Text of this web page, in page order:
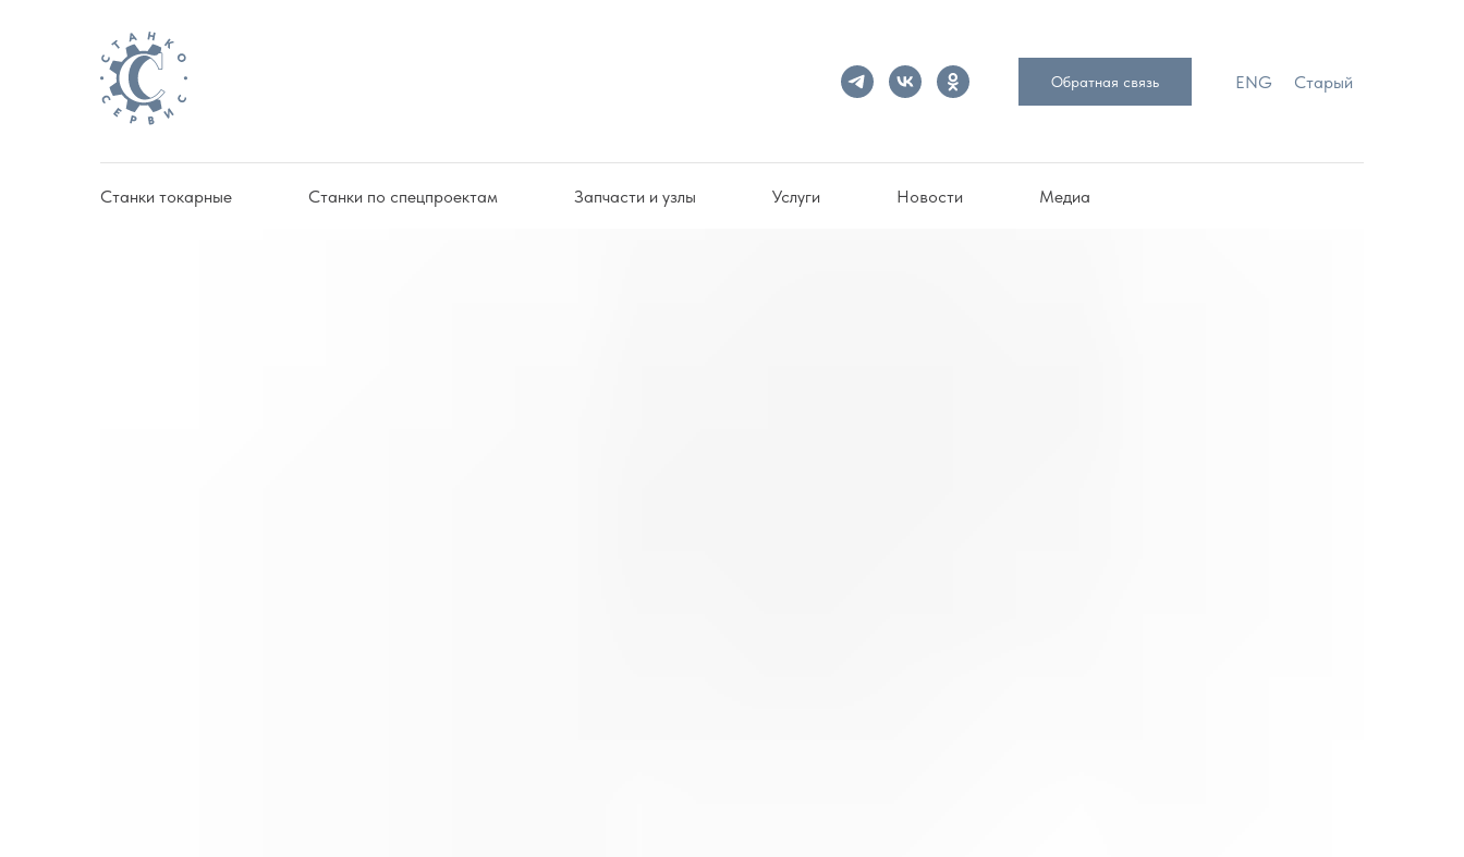
Обратная связь ENG Старый
Станки токарные Станки по спецпроектам Запчасти и узлы Услуги Новости Медиа